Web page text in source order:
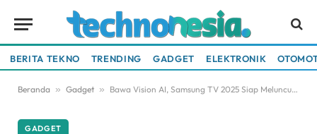
BERITA TEKNO TRENDING GADGET ELEKTRONIK
Beranda » Gadget » Bawa Vision AI, Samsung TV 2025 Siap Meluncur di Indonesia
GADGET